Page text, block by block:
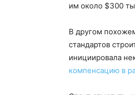
им около $300
В другом
стандартов
инициировала
компенсацию в